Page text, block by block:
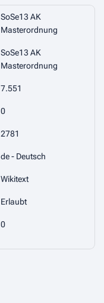
SoSe13 AK
Masterordnung
SoSe13 AK
Masterordnung
7.551
0
2781
de - Deutsch
Wikitext
Erlaubt
0